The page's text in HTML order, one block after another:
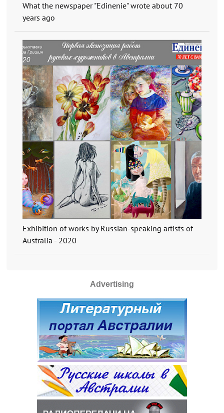
What the newspaper "Edinenie" wrote about 70
years ago
Exhibition of works by Russian-speaking artists of
Australia - 2020
Advertising